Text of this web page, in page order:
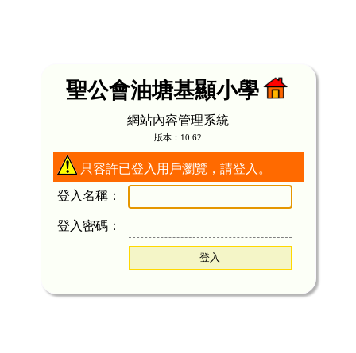
聖公會油塘基顯小學
網站內容管理系統
版本：10.62
只容許已登入用戶瀏覽，請登入。
登入名稱：
登入密碼：